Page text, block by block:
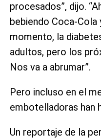
procesados”, dijo.
bebiendo Coca-Cola
momento, la
adultos, pero los
Nos va a abrumar”.
Pero incluso en el
embotelladoras han
Un reportaje de la